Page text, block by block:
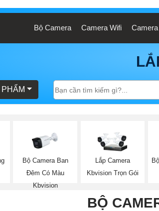
Bộ Camera Camera Wifi
Bộ Camera Ban
Đêm Có Màu
Kbvision
Lắp Camera
Kbvision Trọn Gói
BỘ